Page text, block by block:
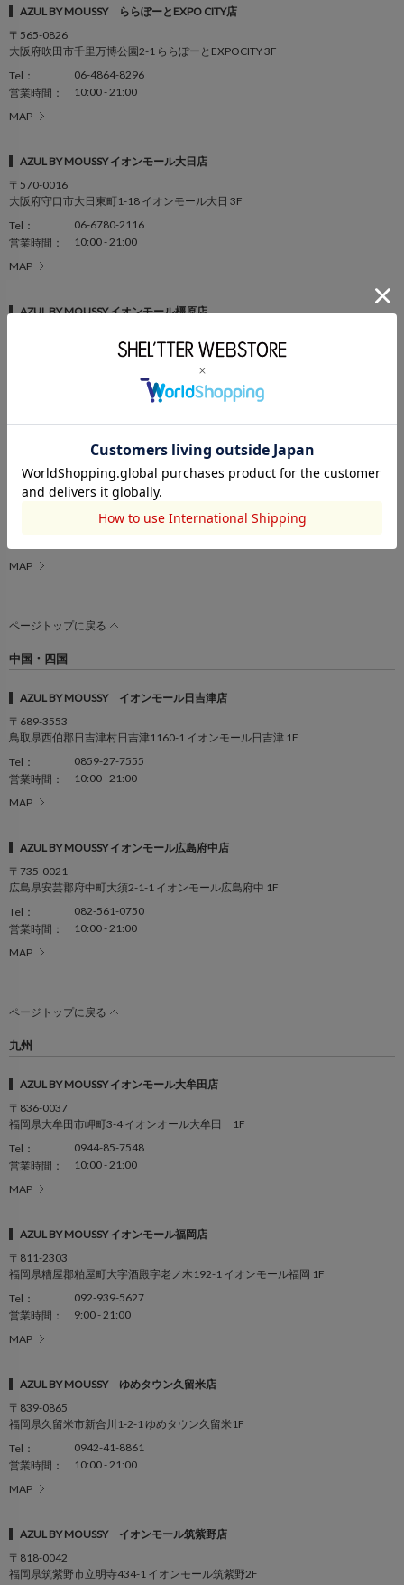
AZUL BY MOUSSY ららぽーとEXPO CITY店
〒565-0826
大阪府吹田市千里万博公園2-1 ららぽーとEXPOCITY 3F
Tel：
06-4864-8296
営業時間：
10:00 - 21:00
MAP
AZUL BY MOUSSY イオンモール大日店
〒570-0016
大阪府守口市大日東町1-18 イオンモール大日 3F
Tel：
06-6780-2116
営業時間：
10:00 - 21:00
MAP
AZUL BY MOUSSY イオンモール橿原店
奈良県橿原市曲川町7-20-1 イオンモール橿原 2F
0744－46-9971
AZUL BY MOUSSY イオンモール和歌山店
〒640-8451
和歌山県和歌山市中字楠谷573 イオンモール和歌山1F
073-499-8741
MAP
ページトップに戻る
中国・四国
AZUL BY MOUSSY イオンモール日吉津店
〒689-3553
鳥取県西伯郡日吉津村日吉津1160-1 イオンモール日吉津 1F
Tel：
0859-27-7555
営業時間：
10:00 - 21:00
MAP
AZUL BY MOUSSY イオンモール広島府中店
〒735-0021
広島県安芸郡府中町大須2-1-1 イオンモール広島府中 1F
Tel：
082-561-0750
営業時間：
10:00 - 21:00
MAP
ページトップに戻る
九州
AZUL BY MOUSSY イオンモール大牟田店
〒836-0037
福岡県大牟田市岬町3-4 イオンオール大牟田 1F
Tel：
0944-85-7548
営業時間：
10:00 - 21:00
MAP
AZUL BY MOUSSY イオンモール福岡店
〒811-2303
福岡県糟屋郡粕屋町大字酒殿字老ノ木192-1 イオンモール福岡 1F
Tel：
092-939-5627
営業時間：
9:00 - 21:00
MAP
AZUL BY MOUSSY ゆめタウン久留米店
〒839-0865
福岡県久留米市新合川1-2-1 ゆめタウン久留米1F
Tel：
0942-41-8861
営業時間：
10:00 - 21:00
MAP
AZUL BY MOUSSY イオンモール筑紫野店
〒818-0042
福岡県筑紫野市立明寺434-1 イオンモール筑紫野2F